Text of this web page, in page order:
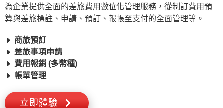
為企業提供全面的差旅費用數位化管理服務，從制訂費用預
算與差旅標註、申請、預訂、報帳至支付的全面管理等。
商旅預訂
差旅事項申請
費用報銷 (多幣種)
帳單管理
立即體驗